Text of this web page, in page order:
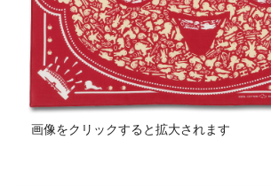
画像をクリックすると拡大されます